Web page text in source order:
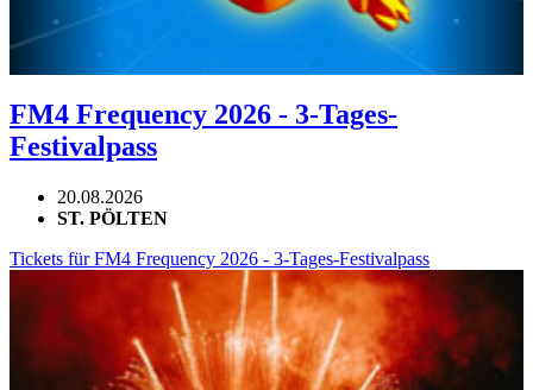
FM4 Frequency 2026 - 3-Tages-
Festivalpass
20.08.2026
ST. PÖLTEN
Tickets für FM4 Frequency 2026 - 3-Tages-Festivalpass